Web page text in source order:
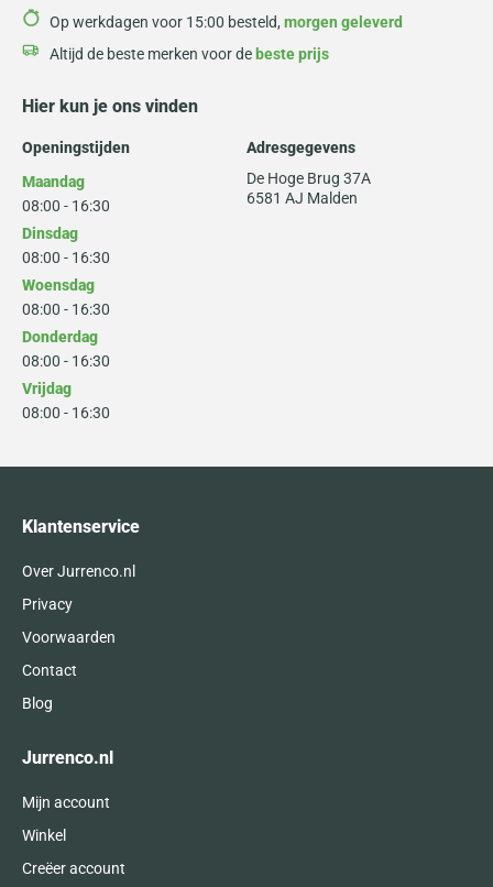
Op werkdagen voor 15:00 besteld, morgen geleverd
Altijd de beste merken voor de beste prijs
Hier kun je ons vinden
Openingstijden
Maandag
08:00 - 16:30
Dinsdag
08:00 - 16:30
Woensdag
08:00 - 16:30
Donderdag
08:00 - 16:30
Vrijdag
08:00 - 16:30
Adresgegevens
De Hoge Brug 37A
6581 AJ Malden
Klantenservice
Over Jurrenco.nl
Privacy
Voorwaarden
Contact
Blog
Jurrenco.nl
Mijn account
Winkel
Creëer account